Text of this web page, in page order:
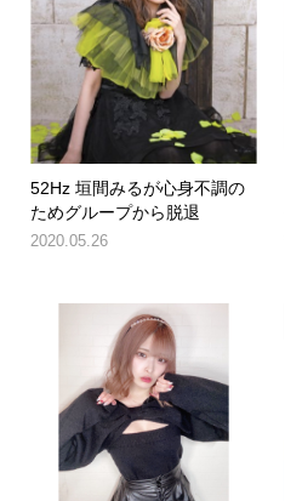
52Hz 垣間みるが心身不調の
ためグループから脱退
2020.05.26